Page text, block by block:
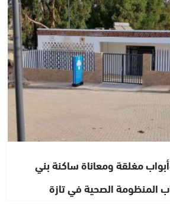
مغلقة ومعاناة ساكنة بني
الصحية في تازة